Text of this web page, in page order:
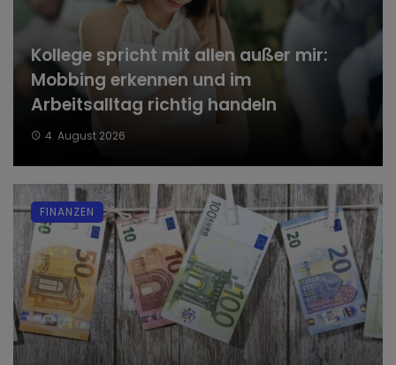
Kollege spricht mit allen außer mir:
Mobbing erkennen und im
Arbeitsalltag richtig handeln
4. August 2026
FINANZEN